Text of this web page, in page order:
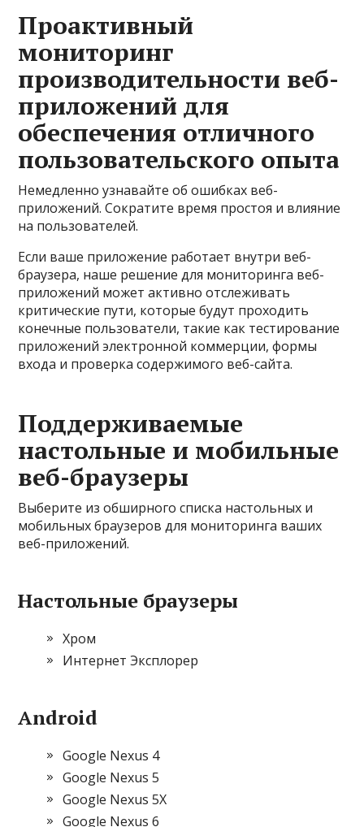
Проактивный
мониторинг
производительности веб-
приложений для
обеспечения отличного
пользовательского опыта
Немедленно узнавайте об ошибках веб-
приложений. Сократите время простоя и влияние
на пользователей.
Если ваше приложение работает внутри веб-
браузера, наше решение для мониторинга веб-
приложений может активно отслеживать
критические пути, которые будут проходить
конечные пользователи, такие как тестирование
приложений электронной коммерции, формы
входа и проверка содержимого веб-сайта.
Поддерживаемые
настольные и мобильные
веб-браузеры
Выберите из обширного списка настольных и
мобильных браузеров для мониторинга ваших
веб-приложений.
Настольные браузеры
Хром
Интернет Эксплорер
Android
Google Nexus 4
Google Nexus 5
Google Nexus 5X
Google Nexus 6